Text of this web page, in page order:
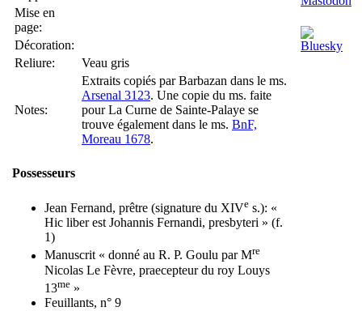
Mise en
page:
Décoration:
Reliure:
Veau gris
Notes:
Extraits copiés par Barbazan dans le ms.
Arsenal 3123. Une copie du ms. faite
pour La Curne de Sainte-Palaye se
trouve également dans le ms. BnF,
Moreau 1678.
Possesseurs
Jean Fernand, prêtre (signature du XIVe s.): «
Hic liber est Johannis Fernandi, presbyteri » (f.
1)
Manuscrit « donné au R. P. Goulu par Mre
Nicolas Le Fèvre, praecepteur du roy Louys
13me »
Feuillants, n° 9